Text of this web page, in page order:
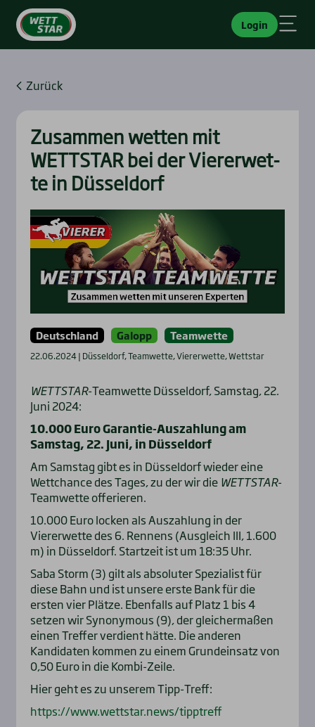
Login
Zurück
Zusam­men wet­ten mit
WETTSTAR bei der Vie­rer­wet­
te in Düs­sel­dorf
Deutschland Galopp Teamwette
22.06.2024 | Düsseldorf, Teamwette, Viererwette, Wettstar
WETTSTAR-Teamwette Düsseldorf, Samstag, 22.
Juni 2024:
10.000 Euro Garantie-Auszahlung am
Samstag, 22. Juni, in Düsseldorf
Am Samstag gibt es in Düsseldorf wieder eine
Wettchance des Tages, zu der wir die WETTSTAR-
Teamwette offerieren.
10.000 Euro locken als Auszahlung in der
Viererwette des 6. Rennens (Ausgleich III, 1.600
m) in Düsseldorf. Startzeit ist um 18:35 Uhr.
Saba Storm (3) gilt als absoluter Spezialist für
diese Bahn und ist unsere erste Bank für die
ersten vier Plätze. Ebenfalls auf Platz 1 bis 4
setzen wir Synonymous (9), der gleichermaßen
einen Treffer verdient hätte. Die anderen
Kandidaten kommen zu einem Grundeinsatz von
0,50 Euro in die Kombi-Zeile.
Hier geht es zu unserem Tipp-Treff:
https://www.wettstar.news/tipptreff